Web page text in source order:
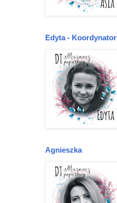
Edyta - Koordynator
Agnieszka